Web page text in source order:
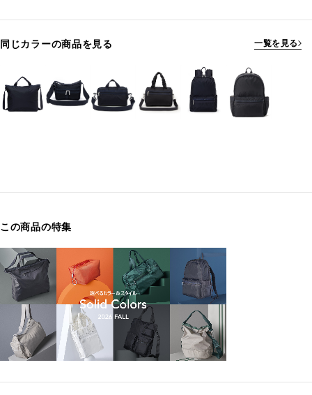
同じカラーの商品を見る 一覧を見る
この商品の特集